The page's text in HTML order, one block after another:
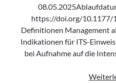
https://doi.org/10.1177/
Definitionen Management
Indikationen für ITS-
bei Aufnahme auf die